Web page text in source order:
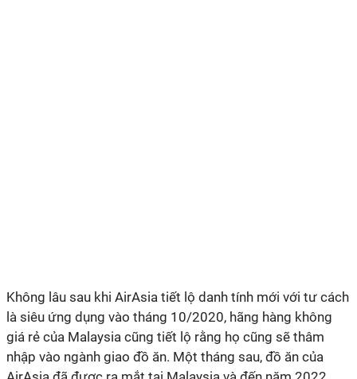
Không lâu sau khi AirAsia tiết lộ danh tính mới với tư cách
là siêu ứng dụng vào tháng 10/2020, hãng hàng không
giá rẻ của Malaysia cũng tiết lộ rằng họ cũng sẽ thâm
nhập vào ngành giao đồ ăn. Một tháng sau, đồ ăn của